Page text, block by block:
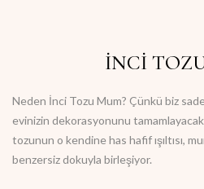
İNCİ
Neden İnci Tozu Mum? Çünkü biz
evinizin dekorasyonunu
tozunun o kendine has hafif ışıltısı,
benzersiz dokuyla birleşiyor.